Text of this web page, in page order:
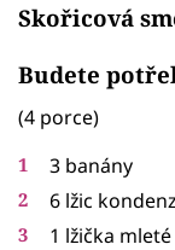
Skořicová
Budete
(4 porce)
3 banány
6 lžic
1 lžička